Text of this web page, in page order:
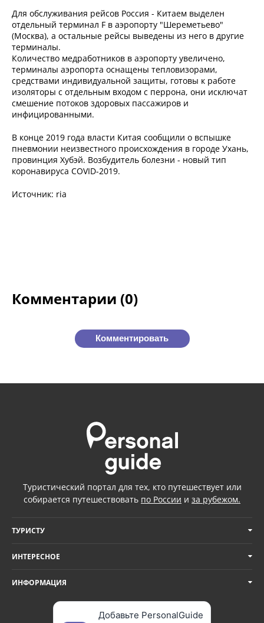
Для обслуживания рейсов Россия - Китаем выделен
отдельный терминал F в аэропорту "Шереметьево"
(Москва), а остальные рейсы выведены из него в другие
терминалы.
Количество медработников в аэропорту увеличено,
терминалы аэропорта оснащены тепловизорами,
средствами индивидуальной защиты, готовы к работе
изоляторы с отдельным входом с перрона, они исключат
смешение потоков здоровых пассажиров и
инфицированными.
В конце 2019 года власти Китая сообщили о вспышке
пневмонии неизвестного происхождения в городе Ухань,
провинция Хубэй. Возбудитель болезни - новый тип
коронавируса COVID-2019.
Источник: ria
Комментарии (0)
Комментировать
Туристический портал для тех, кто путешествует или
собирается путешествовать по России и за рубежом.
ТУРИСТУ
ИНТЕРЕСНОЕ
ИНФОРМАЦИЯ
Добавьте PersonalGuide